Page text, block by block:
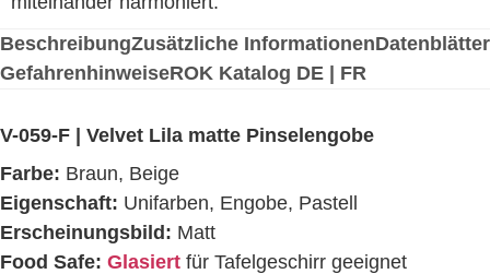
BeschreibungZusätzliche InformationenDatenblätter
GefahrenhinweiseROK Katalog DE | FR
V-059-F | Velvet Lila matte Pinselengobe
Farbe: Braun, Beige
Eigenschaft: Unifarben, Engobe, Pastell
Erscheinungsbild: Matt
Food Safe: Glasiert für Tafelgeschirr geeignet